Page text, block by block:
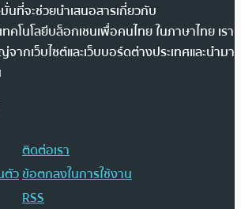
นที่จะช่วยนำเสนอสารเกี่ยวกับ
คโนโลยีบล็อกเชนเพื่อคนไทย ในภาษาไทย เรา
ากเว็บไซต์และเว็บบอร์ดต่างประเทศและนำมา
ติดต่อเรา
ตัวข้อตกลงในการใช้งาน
RSS